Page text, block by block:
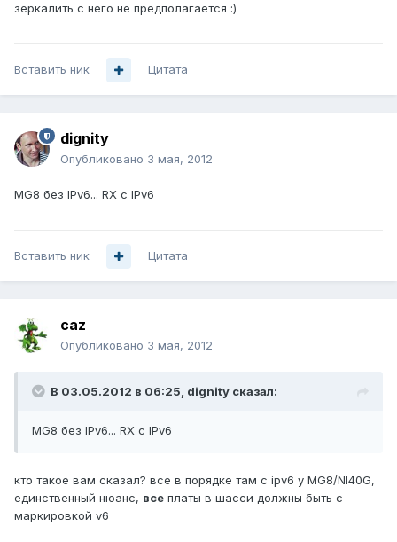
зеркалить с него не предполагается :)
Вставить ник Цитата
dignity
Опубликовано 3 мая, 2012
MG8 без IPv6... RX с IPv6
Вставить ник Цитата
caz
Опубликовано 3 мая, 2012
В 03.05.2012 в 06:25, dignity сказал:
MG8 без IPv6... RX с IPv6
кто такое вам сказал? все в порядке там с ipv6 у MG8/NI40G,
единственный нюанс, все платы в шасси должны быть с
маркировкой v6